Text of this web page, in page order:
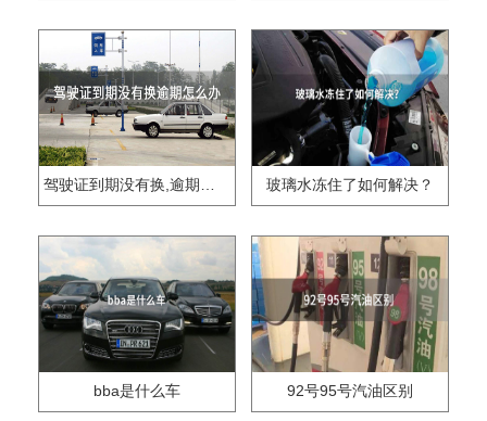
驾驶证到期没有换,逾期怎么办?? 玻璃水冻住了如何解决？
bba是什么车 92号95号汽油区别